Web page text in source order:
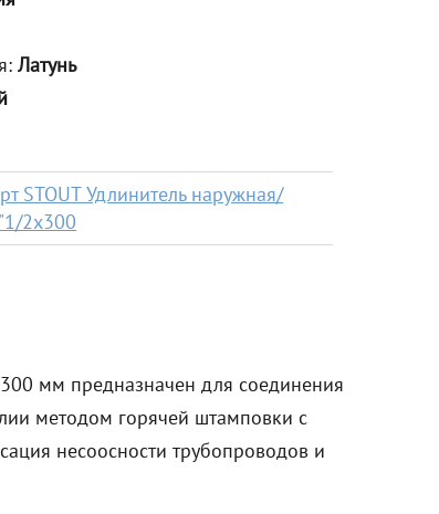
Латунь
STOUT Удлинитель наружная/
2x300
мм предназначен для соединения
методом горячей штамповки с
несоосности трубопроводов и